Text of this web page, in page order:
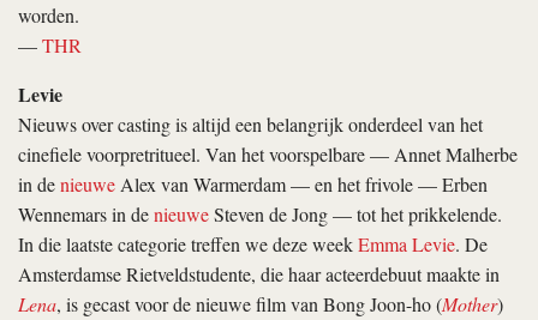
worden.
—THR
Levie
Nieuws over casting is altijd een belangrijk onderdeel van het
cinefiele voorpretritueel. Van het voorspelbare — Annet Malherbe
in denieuweAlex van Warmerdam — en het frivole — Erben
Wennemars in denieuweSteven de Jong — tot het prikkelende.
In die laatste categorie treffen we deze weekEmma Levie. De
Amsterdamse Rietveldstudente, die haar acteerdebuut maakte in
Lena, is gecast voor de nieuwe film van Bong Joon-ho (Mother)